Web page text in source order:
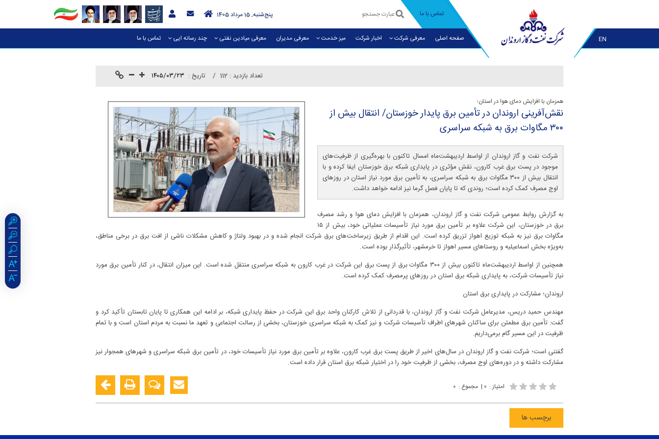
تماس با ما پنج‌شنبه, 15 مرداد 1405
EN صفحه اصلی معرفی شرکت اخبار شرکت میز خدمت معرفی مديران معرفی میادین نفتی چند رسانه ایی تماس با ما
تاريخ : ۱۴۰۵/۰۳/۲۳ تعداد بازدید : 112
همزمان با افزایش دمای هوا در استان؛
نقش‌آفرینی اروندان در تأمین برق پایدار خوزستان/ انتقال بیش از
۳۰۰ مگاوات برق به شبكه سراسری
شرکت نفت و گاز اروندان از اواسط اردیبهشت‌ماه امسال تاکنون با بهره‌گیری از ظرفیت‌های
موجود در پست برق غرب کارون، نقش مؤثری در پایداری شبکه برق خوزستان ایفا کرده و با
انتقال بیش از ۳۰۰ مگاوات برق به شبکه سراسری، به تأمین برق مورد نیاز استان در روزهای
اوج مصرف کمک کرده است؛ روندی که تا پایان فصل گرما نیز ادامه خواهد داشت.
به گزارش روابط عمومی شرکت نفت و گاز اروندان، همزمان با افزایش دمای هوا و رشد مصرف
برق در خوزستان، این شرکت علاوه بر تأمین برق مورد نیاز تأسیسات عملیاتی خود، بیش از ۱۵
مگاوات برق نیز به شبکه توزیع اهواز تزریق کرده است. این اقدام از طریق زیرساخت‌های برق شرکت انجام شده و در بهبود ولتاژ و کاهش مشکلات ناشی از افت برق در برخی مناطق،
به‌ویژه بخش اسماعیلیه و روستاهای مسیر اهواز تا خرمشهر، تأثیرگذار بوده است.
همچنین از اواسط اردیبهشت‌ماه تاکنون بیش از ۳۰۰ مگاوات برق از پست برق این شرکت در غرب کارون به شبکه سراسری منتقل شده است. این میزان انتقال، در کنار تأمین برق مورد
نیاز تأسیسات شرکت، به پایداری شبکه برق استان در روزهای پرمصرف کمک کرده است.
اروندان؛ مشارکت در پایداری برق استان
مهندس حمید دریس، مدیرعامل شرکت نفت و گاز اروندان، با قدردانی از تلاش کارکنان واحد برق این شرکت در حفظ پایداری شبکه، بر ادامه این همکاری تا پایان تابستان تأکید کرد و
گفت: تأمین برق مطمئن برای ساکنان شهرهای اطراف تأسیسات شرکت و نیز کمک به شبکه سراسری خوزستان، بخشی از رسالت اجتماعی و تعهد ما نسبت به مردم استان است و با تمام
ظرفیت در این مسیر گام برمی‌داریم.
گفتنی است؛ شرکت نفت و گاز اروندان در سال‌های اخیر از طریق پست برق غرب کارون، علاوه بر تأمین برق مورد نیاز تأسیسات خود، در تأمین برق شبکه سراسری و شهرهای همجوار نیز
مشارکت داشته و در دوره‌های اوج مصرف، بخشی از ظرفیت خود را در اختیار شبکه برق استان قرار داده است.
امتیاز: ۰ | مجموع : ۰
برچسب ها